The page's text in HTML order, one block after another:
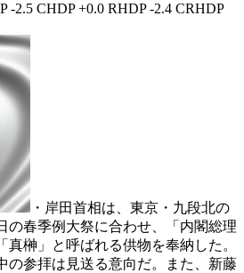
2.5 CHDP +0.0 RHDP -2.4 CRHDP
・岸田首相は、東京・九段北の
の春季例大祭に合わせ、「内閣総理
榊」と呼ばれる供物を奉納した。
の参拝は見送る意向だ。また、新藤